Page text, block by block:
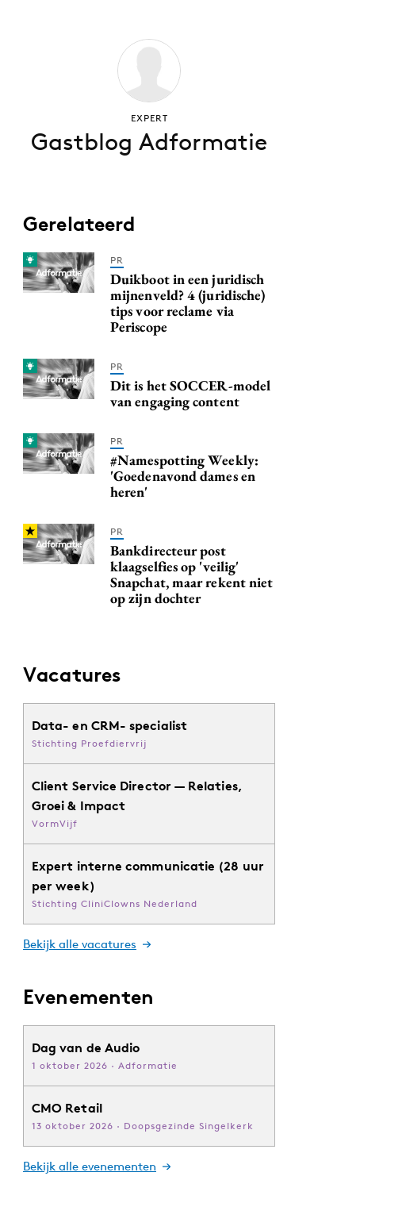
EXPERT
Gastblog Adformatie
Gerelateerd
PR
Duikboot in een juridisch
mijnenveld? 4 (juridische)
tips voor reclame via
Periscope
PR
Dit is het SOCCER-model
van engaging content
PR
#Namespotting Weekly:
'Goedenavond dames en
heren'
PR
Bankdirecteur post
klaagselfies op 'veilig'
Snapchat, maar rekent niet
op zijn dochter
Vacatures
Data- en CRM- specialist
Stichting Proefdiervrij
Client Service Director — Relaties,
Groei & Impact
VormVijf
Expert interne communicatie (28 uur
per week)
Stichting CliniClowns Nederland
Bekijk alle vacatures
Evenementen
Dag van de Audio
1 oktober 2026 · Adformatie
CMO Retail
13 oktober 2026 · Doopsgezinde Singelkerk
Bekijk alle evenementen